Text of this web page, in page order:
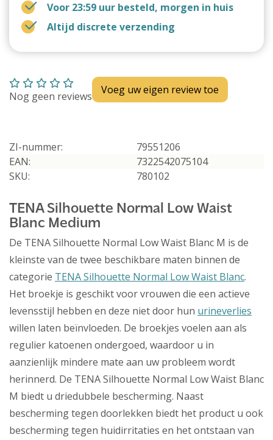
Voor 23:59 uur besteld, morgen in huis
Altijd discrete verzending
Nog geen reviews Voeg uw eigen review toe
ZI-nummer:
79551206
EAN:
7322542075104
SKU:
780102
TENA Silhouette Normal Low Waist
Blanc Medium
De TENA Silhouette Normal Low Waist Blanc M is de
kleinste van de twee beschikbare maten binnen de
categorie TENA Silhouette Normal Low Waist Blanc.
Het broekje is geschikt voor vrouwen die een actieve
levensstijl hebben en deze niet door hun urineverlies
willen laten beïnvloeden. De broekjes voelen aan als
regulier katoenen ondergoed, waardoor u in
aanzienlijk mindere mate aan uw probleem wordt
herinnerd. De TENA Silhouette Normal Low Waist Blanc
M biedt u driedubbele bescherming. Naast
bescherming tegen doorlekken biedt het product u ook
bescherming tegen huidirritaties en het ontstaan van